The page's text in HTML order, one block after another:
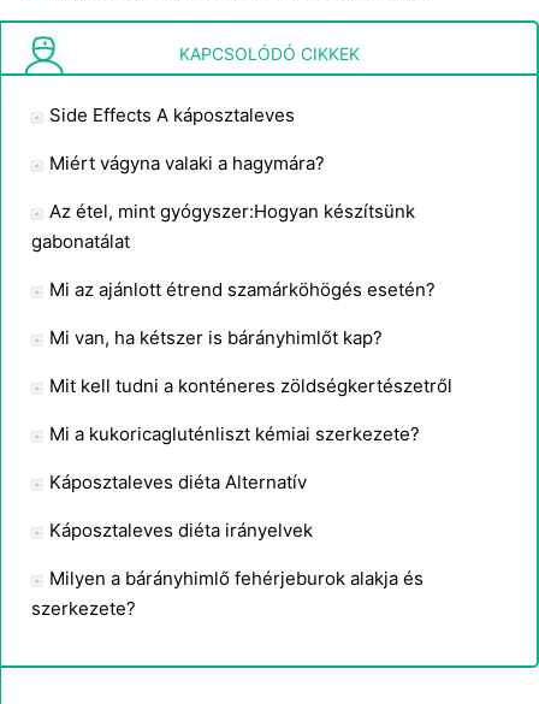
Hogyan táplálkozik és emészti meg az ételt a veréb?
KAPCSOLÓDÓ CIKKEK
Side Effects A káposztaleves
Miért vágyna valaki a hagymára?
Az étel, mint gyógyszer:Hogyan készítsünk
gabonatálat
Mi az ajánlott étrend szamárköhögés esetén?
Mi van, ha kétszer is bárányhimlőt kap?
Mit kell tudni a konténeres zöldségkertészetről
Mi a kukoricagluténliszt kémiai szerkezete?
Káposztaleves diéta Alternatív
Káposztaleves diéta irányelvek
Milyen a bárányhimlő fehérjeburok alakja és
szerkezete?